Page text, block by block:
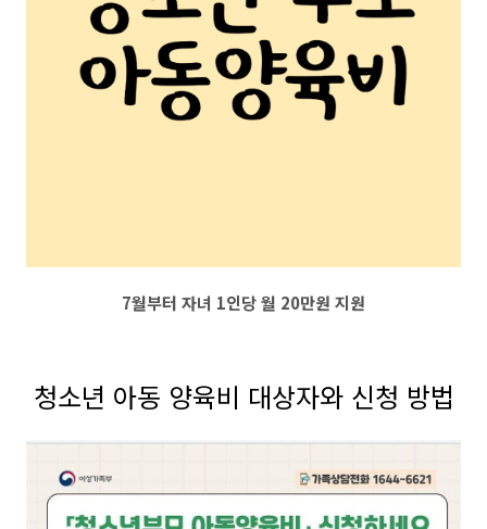
7월부터 자녀 1인당 월 20만원 지원
청소년 아동 양육비 대상자와 신청 방법